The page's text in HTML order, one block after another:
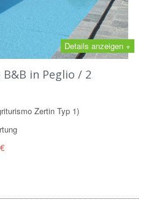
Details anzeigen +
in Peglio / 2
Zertin Typ 1)